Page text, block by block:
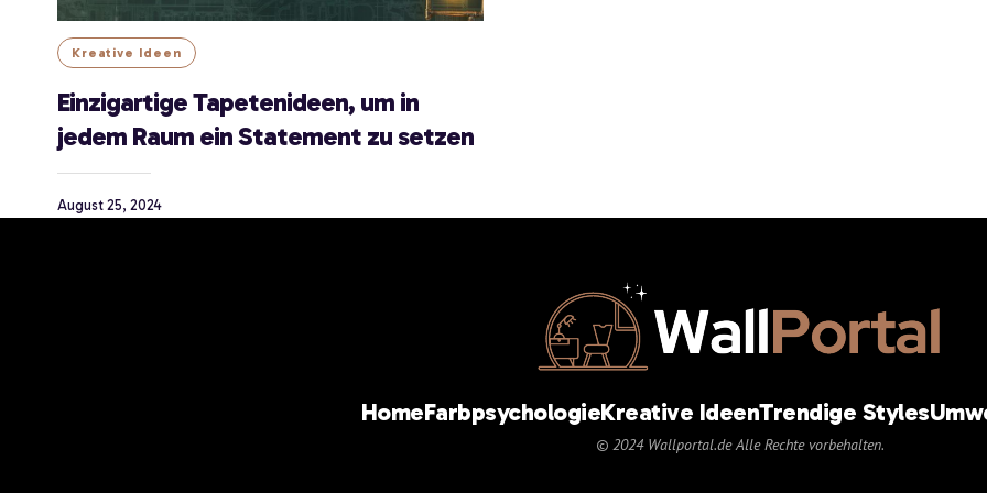
Kreative Ideen
Einzigartige Tapetenideen, um in
jedem Raum ein Statement zu setzen
August 25, 2024
HomeFarbpsychologieKreative IdeenTrendige Styles
© 2024 Wallportal.de Alle Rechte vorbehalten.